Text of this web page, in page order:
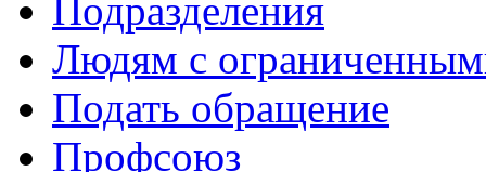
Подразделения
Людям с
Подать обращение
Профсоюз